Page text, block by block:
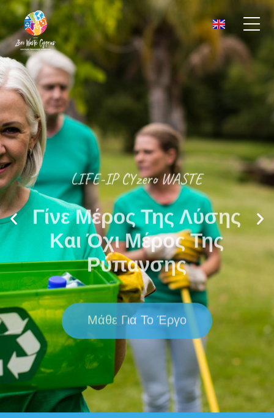
LIFE-IP CYzero WASTE
Γίνε Μέρος Της Λύσης
Και Όχι Μέρος Της
Ρύπανσης
Μάθε Για Το Έργο